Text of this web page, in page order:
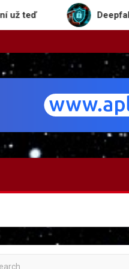
Deepfake,